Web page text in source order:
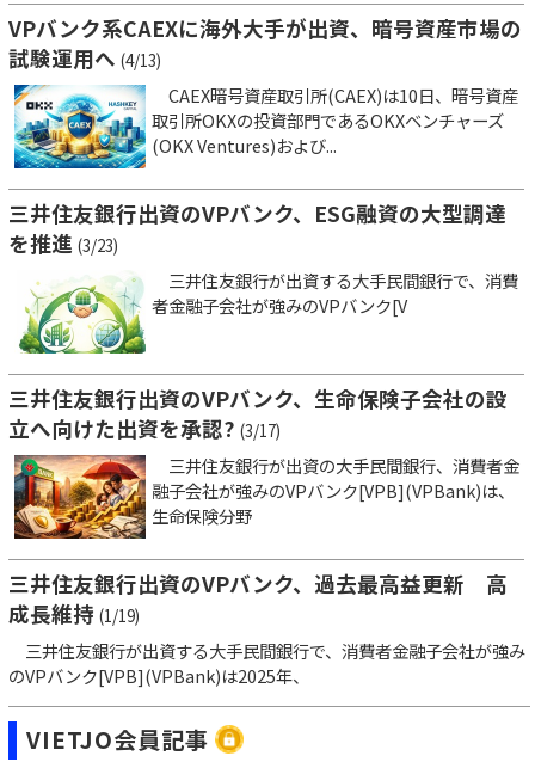
VPバンク系CAEXに海外大手が出資、暗号資産市場の
試験運用へ (4/13)
CAEX暗号資産取引所(CAEX)は10日、暗号資産
取引所OKXの投資部門であるOKXベンチャーズ
(OKX Ventures)および...
三井住友銀行出資のVPバンク、ESG融資の大型調達
を推進 (3/23)
三井住友銀行が出資する大手民間銀行で、消費
者金融子会社が強みのVPバンク[V
三井住友銀行出資のVPバンク、生命保険子会社の設
立へ向けた出資を承認? (3/17)
三井住友銀行が出資の大手民間銀行、消費者金
融子会社が強みのVPバンク[VPB](VPBank)は、
生命保険分野
三井住友銀行出資のVPバンク、過去最高益更新 高
成長維持 (1/19)
三井住友銀行が出資する大手民間銀行で、消費者金融子会社が強み
のVPバンク[VPB](VPBank)は2025年、
VIETJO会員記事